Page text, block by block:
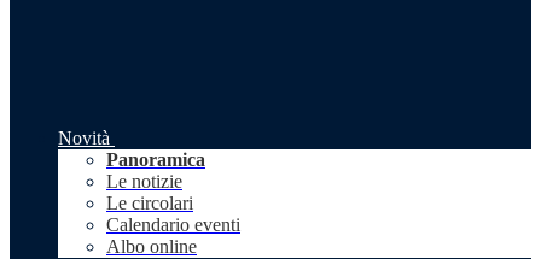
Novità
Panoramica
Le notizie
Le circolari
Calendario eventi
Albo online